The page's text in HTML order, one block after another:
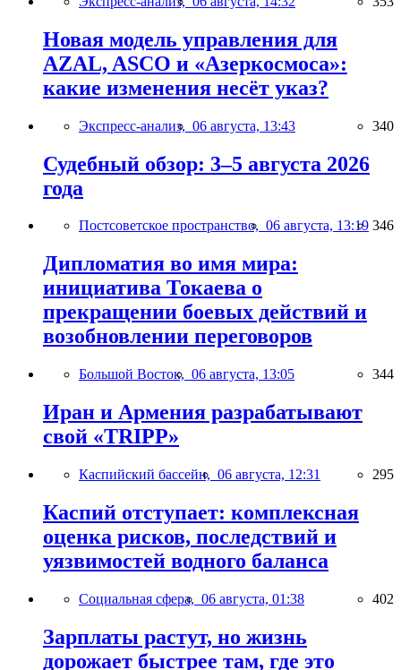
Новая модель управления для
AZAL, ASCO и «Азеркосмоса»:
какие изменения несёт указ?
Экспресс-анализ, 06 августа, 13:43 340
Судебный обзор: 3–5 августа 2026
года
Постсоветское пространство, 06 августа, 13:19 346
Дипломатия во имя мира:
инициатива Токаева о
прекращении боевых действий и
возобновлении переговоров
Большой Восток, 06 августа, 13:05 344
Иран и Армения разрабатывают
свой «TRIPP»
Каспийский бассейн, 06 августа, 12:31 295
Каспий отступает: комплексная
оценка рисков, последствий и
уязвимостей водного баланса
Социальная сфера, 06 августа, 01:38 402
Зарплаты растут, но жизнь
дорожает быстрее там, где это